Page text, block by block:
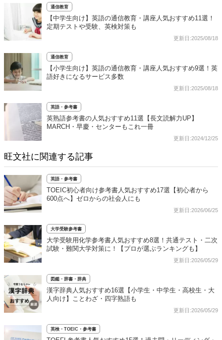
通信教育
【中学生向け】英語の通信教育・講座人気おすすめ11選！
定期テストや受験、英検対策も
更新日:2025/08/18
通信教育
【小学生向け】英語の通信教育・講座人気おすすめ9選！英
語好きになるサービス多数
更新日:2025/08/18
英語・参考書
英熟語参考書の人気おすすめ11選【長文読解力UP】
MARCH・早慶・センターもこれ一冊
更新日:2024/12/25
旺文社に関連する記事
英語・参考書
TOEIC初心者向け参考書人気おすすめ17選【初心者から
600点へ】ゼロからの社会人にも
更新日:2026/06/25
大学受験参考書
大学受験用化学参考書人気おすすめ8選！共通テスト・二次
試験・難関大学対策に！【プロが選ぶランキングも】
更新日:2026/05/29
図鑑・辞書・辞典
漢字辞典人気おすすめ16選【小学生・中学生・高校生・大
人向け】ことわざ・四字熟語も
更新日:2026/05/29
英検・TOEIC・参考書